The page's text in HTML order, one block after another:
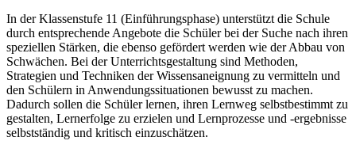
In der Klassenstufe 11 (Einführungsphase) unterstützt die Schule
durch entsprechende Angebote die Schüler bei der Suche nach ihren
speziellen Stärken, die ebenso gefördert werden wie der Abbau von
Schwächen. Bei der Unterrichtsgestaltung sind Methoden,
Strategien und Techniken der Wissensaneignung zu vermitteln und
den Schülern in Anwendungssituationen bewusst zu machen.
Dadurch sollen die Schüler lernen, ihren Lernweg selbstbestimmt zu
gestalten, Lernerfolge zu erzielen und Lernprozesse und -ergebnisse
selbstständig und kritisch einzuschätzen.